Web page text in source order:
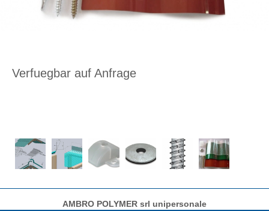
Verfuegbar auf Anfrage
AMBRO POLYMER srl unipersonale